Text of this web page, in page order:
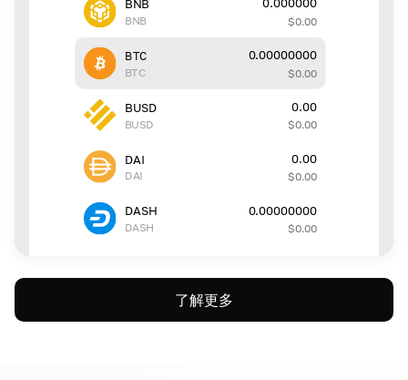
BNB
BNB
0.000000
$0.00
BTC
BTC
0.00000000
$0.00
BUSD
BUSD
0.00
$0.00
DAI
DAI
0.00
$0.00
DASH
DASH
0.00000000
$0.00
了解更多